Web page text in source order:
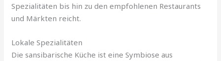
Spezialitäten bis hin zu den empfohlenen Restaurants
und Märkten reicht.
Lokale Spezialitäten
Die sansibarische Küche ist eine Symbiose aus